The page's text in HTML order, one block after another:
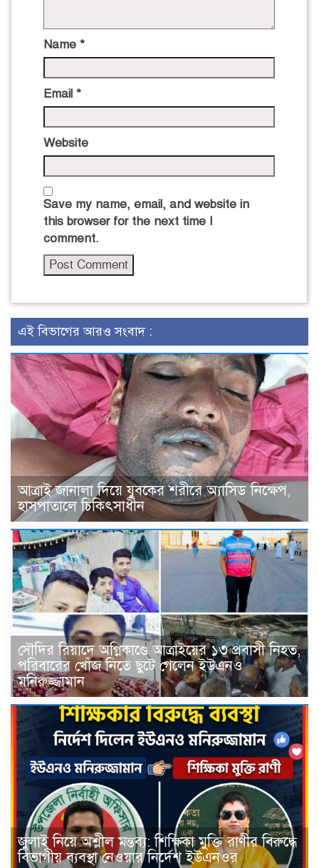
Name *
Email *
Website
Save my name, email, and website in
this browser for the next time I
comment.
এই বিভাগের আরও সংবাদ :
আত্রাই জানালা দিয়ে যুবকের শরীরে অ্যাসিড নিক্ষেপ,
হাসপাতালে চিকিৎসাধীন
সৌদির রিয়াদে অগ্নিকাণ্ডে আত্রাইয়ের ১৩ প্রবাসী নিহত,
পরিবারের খোঁজ নিতে ছুটে গেলেন ইউএনও
মনিরুজ্জামান
জুলাই নিয়ে অশ্লীল মন্তব্য: শিক্ষিকা মুক্তি রাণীর বিরুদ্ধে
বিভাগীয় ব্যবস্থা নেওয়ার নির্দেশ ইউএনওর